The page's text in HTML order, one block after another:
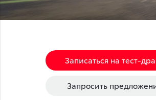
Записаться на тест-
Запросить